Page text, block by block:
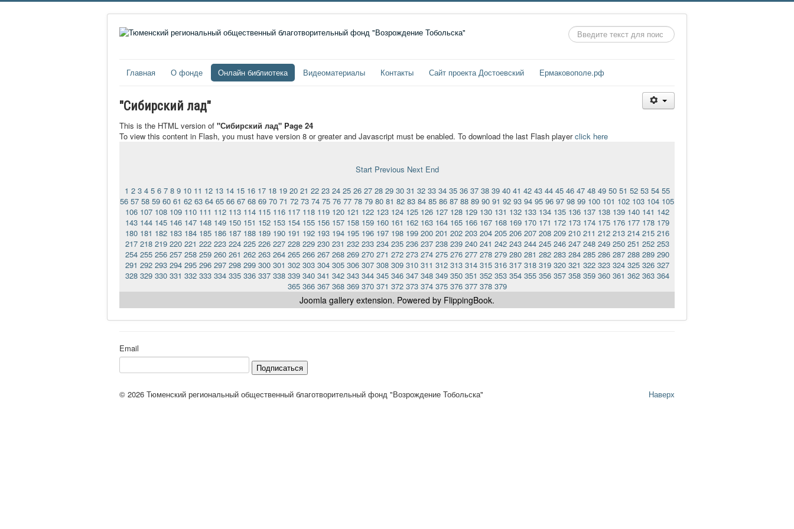
Искать...
Главная О фонде Онлайн библиотека Видеоматериалы Контакты Сайт проекта Достоевский Ермаковополе.рф
"Сибирский лад"
This is the HTML version of "Сибирский лад" Page 24
To view this content in Flash, you must have version 8 or greater and Javascript must be enabled. To download the last Flash playerclick here
Start Previous Next End
1 2 3 4 5 6 7 8 9 10 11 12 13 14 15 16 17 18 19 20 21 22 23 24 25 26 27 28 29 30 31 32 33 34 35 36 37 38 39 40 41 42 43 44 45 46 47 48 49 50 51 52 53 54 55
56 57 58 59 60 61 62 63 64 65 66 67 68 69 70 71 72 73 74 75 76 77 78 79 80 81 82 83 84 85 86 87 88 89 90 91 92 93 94 95 96 97 98 99 100 101 102 103 104 105
106 107 108 109 110 111 112 113 114 115 116 117 118 119 120 121 122 123 124 125 126 127 128 129 130 131 132 133 134 135 136 137 138 139 140 141 142
143 144 145 146 147 148 149 150 151 152 153 154 155 156 157 158 159 160 161 162 163 164 165 166 167 168 169 170 171 172 173 174 175 176 177 178 179
180 181 182 183 184 185 186 187 188 189 190 191 192 193 194 195 196 197 198 199 200 201 202 203 204 205 206 207 208 209 210 211 212 213 214 215 216
217 218 219 220 221 222 223 224 225 226 227 228 229 230 231 232 233 234 235 236 237 238 239 240 241 242 243 244 245 246 247 248 249 250 251 252 253
254 255 256 257 258 259 260 261 262 263 264 265 266 267 268 269 270 271 272 273 274 275 276 277 278 279 280 281 282 283 284 285 286 287 288 289 290
291 292 293 294 295 296 297 298 299 300 301 302 303 304 305 306 307 308 309 310 311 312 313 314 315 316 317 318 319 320 321 322 323 324 325 326 327
328 329 330 331 332 333 334 335 336 337 338 339 340 341 342 343 344 345 346 347 348 349 350 351 352 353 354 355 356 357 358 359 360 361 362 363 364
365 366 367 368 369 370 371 372 373 374 375 376 377 378 379
Joomla gallery extension. Powered by FlippingBook.
Email
Подписаться
Наверх
© 2026 Тюменский региональный общественный благотворительный фонд "Возрождение Тобольска"